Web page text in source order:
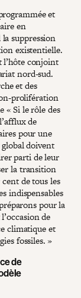
et
en
suppression
existentielle.
l’hôte conjoint
nord-sud.
et des
prolifération
« Si le rôle des
de
pour une
doivent
parti de leur
la transition
de tous les
indispensables
pour la
de
climatique et
fossiles. »
de